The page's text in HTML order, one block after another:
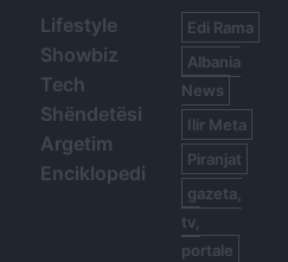
Lifestyle
Showbiz
Tech
Shëndetësi
Argetim
Enciklopedi
Edi Rama
Albania
News
Ilir Meta
Piranjat
gazeta,
tv,
portale